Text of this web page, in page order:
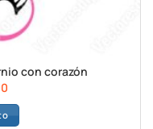
con corazón
El
precio
actual